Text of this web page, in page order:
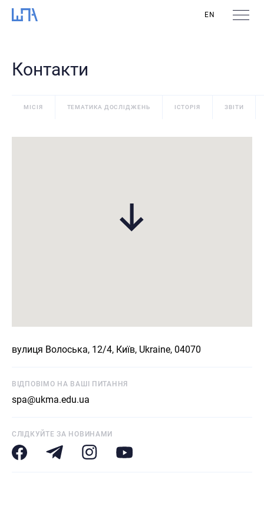
EN
Контакти
МІСІЯ ТЕМАТИКА ДОСЛІДЖЕНЬ ІСТОРІЯ ЗВІТИ
вулиця Волоська, 12/4, Київ, Ukraine, 04070
ВІДПОВІМО НА ВАШІ ПИТАННЯ
spa@ukma.edu.ua
СЛІДКУЙТЕ ЗА НОВИНАМИ